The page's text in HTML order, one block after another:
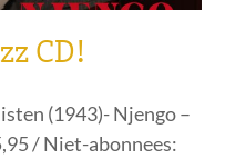
CD!
(1943)- Njengo –
/ Niet-abonnees: